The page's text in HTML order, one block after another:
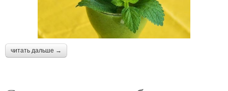
читать дальше →